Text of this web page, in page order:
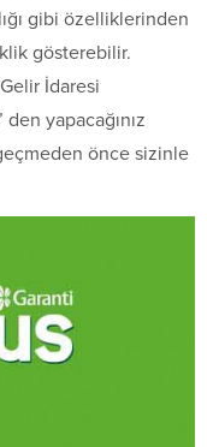
gibi özelliklerinden
gösterebilir.
İdaresi
den yapacağınız
önce sizinle